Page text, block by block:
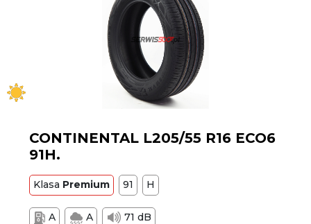
CONTINENTAL L205/55 R16 ECO6
91H.
Klasa Premium 91 H
A A 71 dB